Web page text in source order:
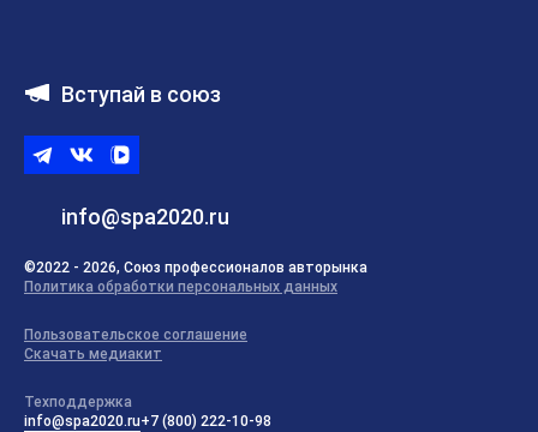
Вступай в союз
info@spa2020.ru
TelegramВКонтакте
ВК
©2022 - 2026, Союз профессионалов авторынка
Политика обработки персональных данных
Пользовательское соглашение
Скачать медиакит
Техподдержка
info@spa2020.ru+7 (800) 222-10-98